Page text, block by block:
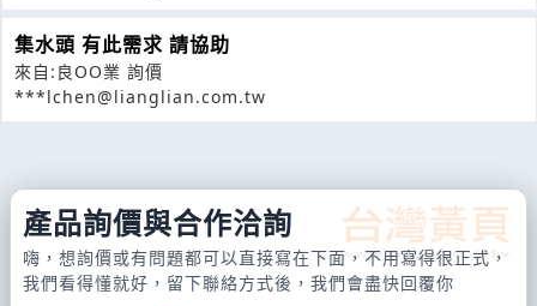
集水頭 有此需求 請協助
來自:良OO業 詢價
***lchen@lianglian.com.tw
產品詢價與合作洽詢
嗨，想詢價或有問題都可以直接寫在下面，不用寫得很正式，
我們看得懂就好，留下聯絡方式後，我們會盡快回覆你